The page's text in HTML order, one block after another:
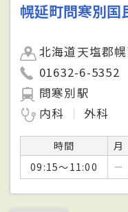
幌延町問寒別国
北海道天塩郡
01632-6-5352
問寒別駅
内科
外科
時間 月
09:15～11:00
－